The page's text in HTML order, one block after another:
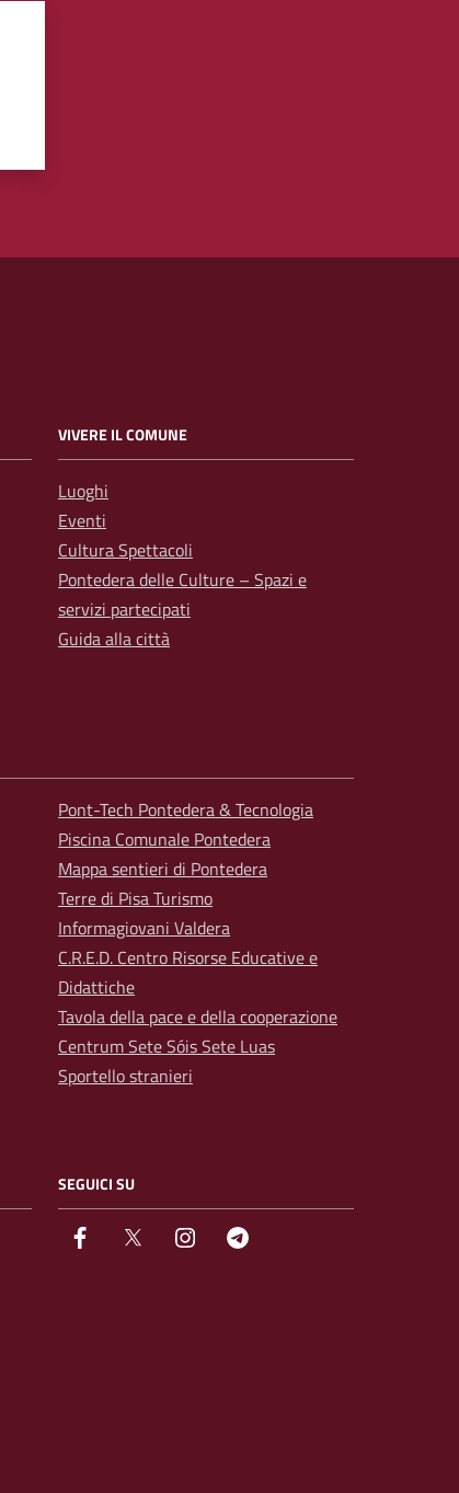
VIVERE IL COMUNE
Luoghi
Eventi
Cultura Spettacoli
Pontedera delle Culture – Spazi e
servizi partecipati
Guida alla città
Pont-Tech Pontedera & Tecnologia
Piscina Comunale Pontedera
Mappa sentieri di Pontedera
Terre di Pisa Turismo
Informagiovani Valdera
C.R.E.D. Centro Risorse Educative e
Didattiche
Tavola della pace e della cooperazione
Centrum Sete Sóis Sete Luas
Sportello stranieri
SEGUICI SU
facebook Twitter instagram